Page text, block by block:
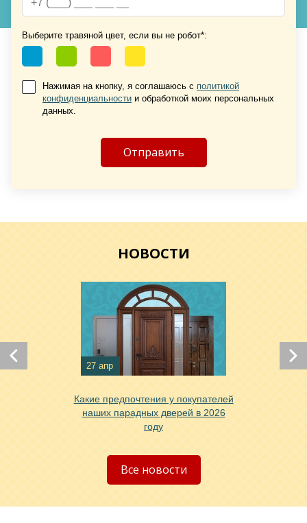
Хочу такую
Хочу такую
Хочу такую
Хочу такую
Выберите травяной цвет, если вы не робот*:
Нажимая на кнопку, я соглашаюсь с политикой
конфиденциальности и обработкой моих персональных
данных.
НОВОСТИ
27 апр
Какие предпочтения у покупателей
наших парадных дверей в 2026
году
Все новости